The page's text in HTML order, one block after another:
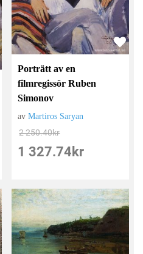
Porträtt av en
filmregissör Ruben
Simonov
avMartiros Saryan
2 250.40kr
1 327.74 kr